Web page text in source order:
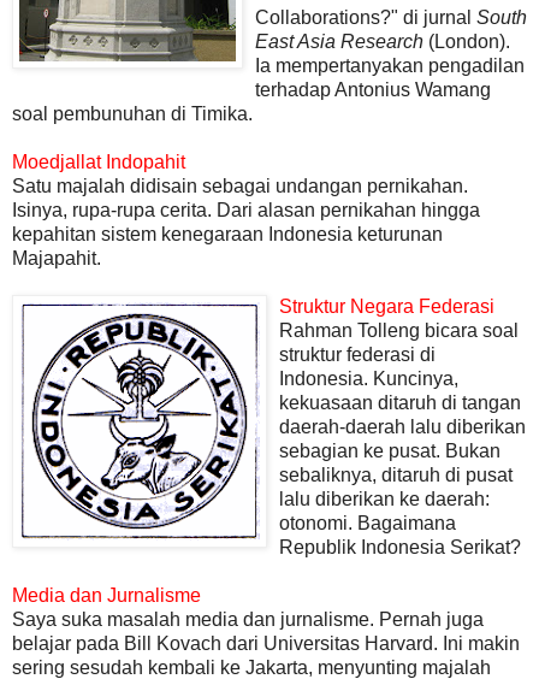
Collaborations?" di jurnal South
East Asia Research (London).
Ia mempertanyakan pengadilan
terhadap Antonius Wamang
soal pembunuhan di Timika.
Moedjallat Indopahit
Satu majalah didisain sebagai undangan pernikahan.
Isinya, rupa-rupa cerita. Dari alasan pernikahan hingga
kepahitan sistem kenegaraan Indonesia keturunan
Majapahit.
Struktur Negara Federasi
Rahman Tolleng bicara soal
struktur federasi di
Indonesia. Kuncinya,
kekuasaan ditaruh di tangan
daerah-daerah lalu diberikan
sebagian ke pusat. Bukan
sebaliknya, ditaruh di pusat
lalu diberikan ke daerah:
otonomi. Bagaimana
Republik Indonesia Serikat?
Media dan Jurnalisme
Saya suka masalah media dan jurnalisme. Pernah juga
belajar pada Bill Kovach dari Universitas Harvard. Ini makin
sering sesudah kembali ke Jakarta, menyunting majalah